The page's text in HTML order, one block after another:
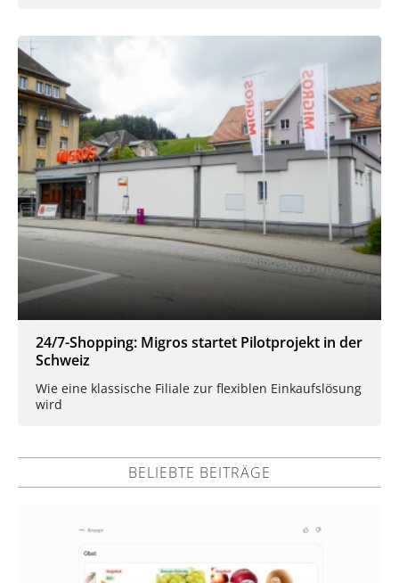
24/7-Shopping: Migros startet Pilotprojekt in der
Schweiz
Wie eine klassische Filiale zur flexiblen Einkaufslösung
wird
BELIEBTE BEITRÄGE